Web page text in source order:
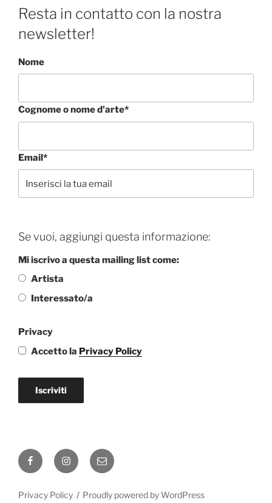
Resta in contatto con la nostra
newsletter!
Nome
Cognome o nome d'arte*
Email*
Se vuoi, aggiungi questa informazione:
Mi iscrivo a questa mailing list come:
Artista
Interessato/a
Privacy
Accetto la Privacy Policy
Iscriviti
FacebookInstagramEmail
Privacy Policy Proudly powered by WordPress